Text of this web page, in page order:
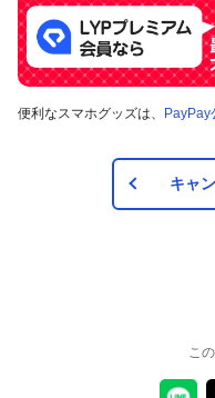
便利なスマホグッズは、 PayPay
キャ
こ